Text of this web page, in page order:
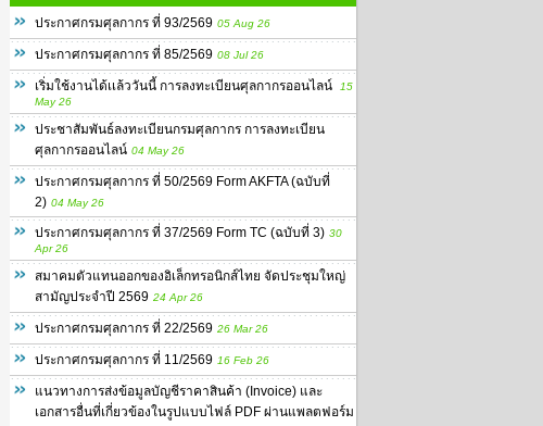
ประกาศกรมศุลกากร ที่ 93/2569 05 Aug 26
ประกาศกรมศุลกากร ที่ 85/2569 08 Jul 26
เริ่มใช้งานได้เเล้ววันนี้ การลงทะเบียนศุลกากรออนไลน์
15
May 26
ประชาสัมพันธ์ลงทะเบียนกรมศุลกากร การลงทะเบียน
ศุลกากรออนไลน์ 04 May 26
ประกาศกรมศุลกากร ที่ 50/2569 Form AKFTA (ฉบับที่
2) 04 May 26
ประกาศกรมศุลกากร ที่ 37/2569 Form TC (ฉบับที่ 3) 30
Apr 26
สมาคมตัวแทนออกของอิเล็กทรอนิกส์ไทย จัดประชุมใหญ่
สามัญประจำปี 2569 24 Apr 26
ประกาศกรมศุลกากร ที่ 22/2569 26 Mar 26
ประกาศกรมศุลกากร ที่ 11/2569 16 Feb 26
แนวทางการส่งข้อมูลบัญชีราคาสินค้า (Invoice) และ
เอกสารอื่นที่เกี่ยวข้องในรูปแบบไฟล์ PDF ผ่านแพลตฟอร์ม